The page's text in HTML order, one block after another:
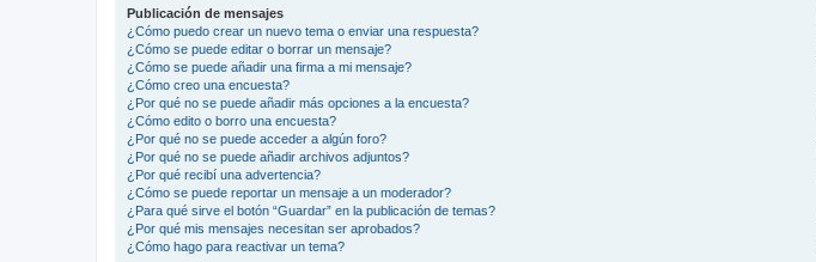
Publicación de mensajes
¿Cómo puedo crear un nuevo tema o enviar una respuesta?
¿Cómo se puede editar o borrar un mensaje?
¿Cómo se puede añadir una firma a mi mensaje?
¿Cómo creo una encuesta?
¿Por qué no se puede añadir más opciones a la encuesta?
¿Cómo edito o borro una encuesta?
¿Por qué no se puede acceder a algún foro?
¿Por qué no se puede añadir archivos adjuntos?
¿Por qué recibí una advertencia?
¿Cómo se puede reportar un mensaje a un moderador?
¿Para qué sirve el botón “Guardar” en la publicación de temas?
¿Por qué mis mensajes necesitan ser aprobados?
¿Cómo hago para reactivar un tema?